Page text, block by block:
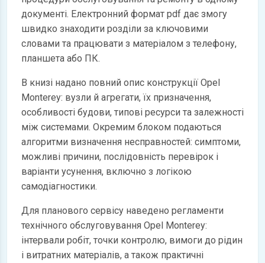
документі. Електронний формат pdf дає змогу
швидко знаходити розділи за ключовими
словами та працювати з матеріалом з телефону,
планшета або ПК.
В книзі надано повний опис конструкції Opel
Monterey: вузли й агрегати, їх призначення,
особливості будови, типові ресурси та залежності
між системами. Окремим блоком подаються
алгоритми визначення несправностей: симптоми,
можливі причини, послідовність перевірок і
варіанти усунення, включно з логікою
самодіагностики.
Для планового сервісу наведено регламенти
технічного обслуговування Opel Monterey:
інтервали робіт, точки контролю, вимоги до рідин
і витратних матеріалів, а також практичні